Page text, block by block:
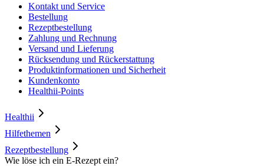
Kontakt und Service
Bestellung
Rezeptbestellung
Zahlung und Rechnung
Versand und Lieferung
Rücksendung und Rückerstattung
Produktinformationen und Sicherheit
Kundenkonto
Healthii-Points
Healthii
Hilfethemen
Rezeptbestellung
Wie löse ich ein E-Rezept ein?